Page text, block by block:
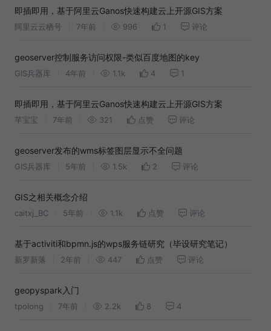
即插即用，基于阿里云Ganos快速构建云上开源GIS方案
阿里云云栖号 7年前 996 1 评论
geoserver控制服务访问权限-类似百度地图的key
GIS兵器库 4年前 1.1k 4 1
即插即用，基于阿里云Ganos快速构建云上开源GIS方案
芊宝宝 7年前 321 点赞 评论
geoserver发布的wms标签图层显示不全问题
GIS兵器库 5年前 1.5k 2 评论
GIS之相关概念介绍
caitxj_BC 5年前 1.1k 点赞 评论
基于activiti和bpmn.js的wps服务链研究（毕设研究笔记）
新罗新落 2年前 447 点赞 评论
geopyspark入门
tpolong 7年前 2.2k 8 4